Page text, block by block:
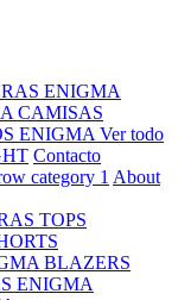
ENIGMA
CAMISAS
ENIGMA Ver todo
Contacto
About
TOPS
BLAZERS
ENIGMA